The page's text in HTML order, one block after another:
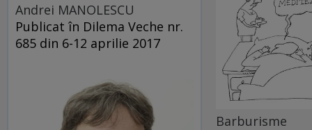
Andrei MANOLESCU
Publicat în Dilema Veche nr.
685 din 6-12 aprilie 2017
Barburisme